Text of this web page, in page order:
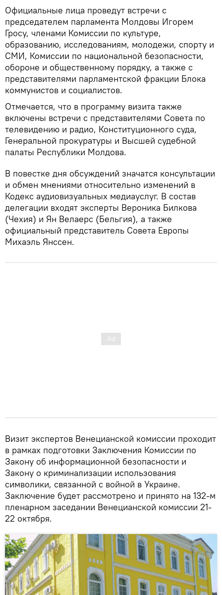
Официальные лица проведут встречи с
председателем парламента Молдовы Игорем
Гросу, членами Комиссии по культуре,
образованию, исследованиям, молодежи, спорту и
СМИ, Комиссии по национальной безопасности,
обороне и общественному порядку, а также с
представителями парламентской фракции Блока
коммунистов и социалистов.
Отмечается, что в программу визита также
включены встречи с представителями Совета по
телевидению и радио, Конституционного суда,
Генеральной прокуратуры и Высшей судебной
палаты Республики Молдова.
В повестке дня обсуждений значатся консультации
и обмен мнениями относительно изменений в
Кодекс аудиовизуальных медиауслуг. В состав
делегации входят эксперты Вероника Билкова
(Чехия) и Ян Велаерс (Бельгия), а также
официальный представитель Совета Европы
Михаэль Янссен.
Визит экспертов Венецианской комиссии проходит
в рамках подготовки Заключения Комиссии по
Закону об информационной безопасности и
Закону о криминализации использования
символики, связанной с войной в Украине.
Заключение будет рассмотрено и принято на 132-м
пленарном заседании Венецианской комиссии 21-
22 октября.